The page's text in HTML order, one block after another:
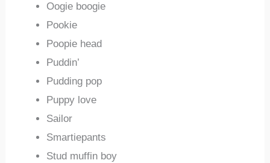
Oogie boogie
Pookie
Poopie head
Puddin’
Pudding pop
Puppy love
Sailor
Smartiepants
Stud muffin boy